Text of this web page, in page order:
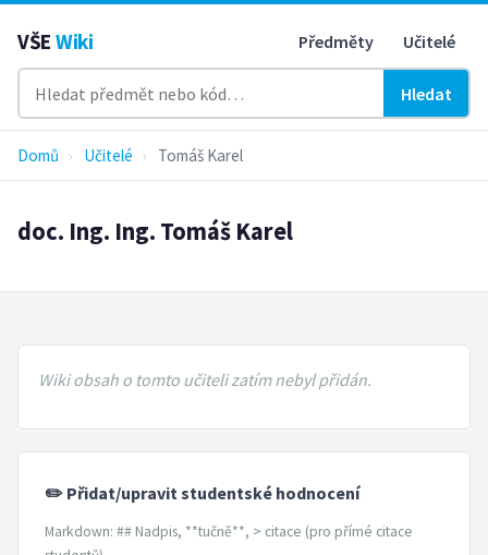
VŠE Wiki Předměty Učitelé
Hledat
Domů › Učitelé › Tomáš Karel
doc. Ing. Ing. Tomáš Karel
Wiki obsah o tomto učiteli zatím nebyl přidán.
✏️ Přidat/upravit studentské hodnocení
Markdown: ## Nadpis, **tučně**, > citace (pro přímé citace